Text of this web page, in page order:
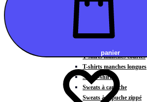
Météore
HAUTS
T-shirts manches courtes
T-shirts manches longues
Sweat-shirts
Sweats à capuche
Sweats à capuche zippé
panier